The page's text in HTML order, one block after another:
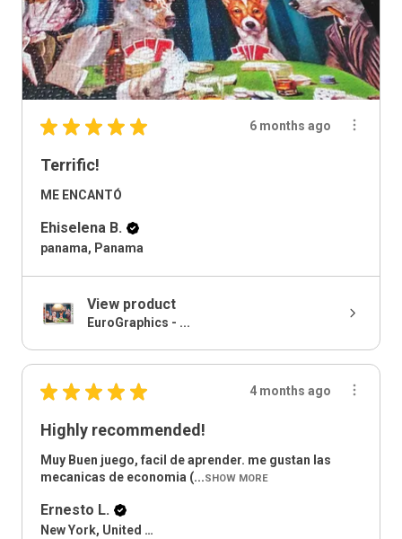
★ ★ ★ ★ ★ 6 months ago
Terrific!
ME ENCANTÓ
Ehiselena B.
panama, Panama
View product
EuroGraphics - ...
★ ★ ★ ★ ★ 4 months ago
Highly recommended!
Muy Buen juego, facil de aprender. me gustan las
mecanicas de economia (...SHOW MORE
Ernesto L.
New York, United States